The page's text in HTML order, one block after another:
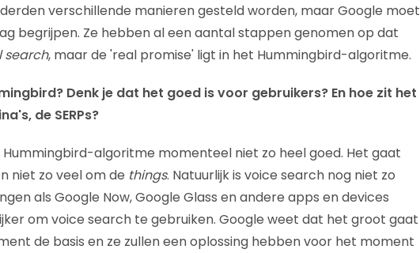
verschillende manieren gesteld worden, maar Google moet
begrijpen. Ze hebben al een aantal stappen genomen op dat
search, maar de 'real promise' ligt in het Hummingbird-algoritme.
Denk je dat het goed is voor gebruikers? En hoe zit het
de SERPs?
algoritme momenteel niet zo heel goed. Het gaat
niet zo veel om de things. Natuurlijk is voice search nog niet zo
als Google Now, Google Glass en andere apps en devices
om voice search te gebruiken. Google weet dat het groot gaat
de basis en ze zullen een oplossing hebben voor het moment